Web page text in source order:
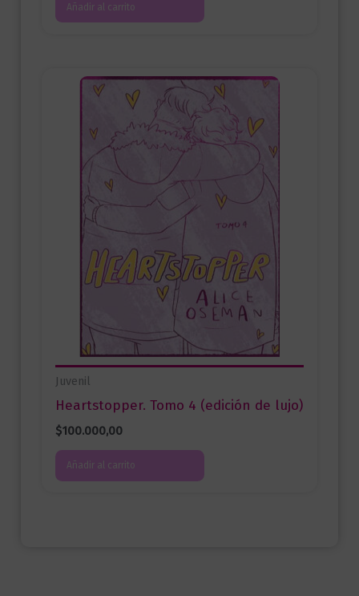
Añadir al carrito
Juvenil
Heartstopper. Tomo 4 (edición de lujo)
$100.000,00
Añadir al carrito